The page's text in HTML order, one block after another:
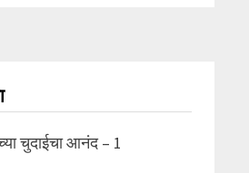
चुदाईचा आनंद – 1